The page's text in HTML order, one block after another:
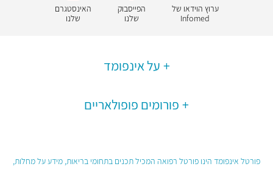
ערוץ הוידאו של
Infomed
הפייסבוק
שלנו
האינסטגרם
שלנו
על אינפומד
פורומים פופולאריים
פורטל אינפומד הינו פורטל רפואה המכיל תכנים בתחומי בריאות, מידע על מחלות,